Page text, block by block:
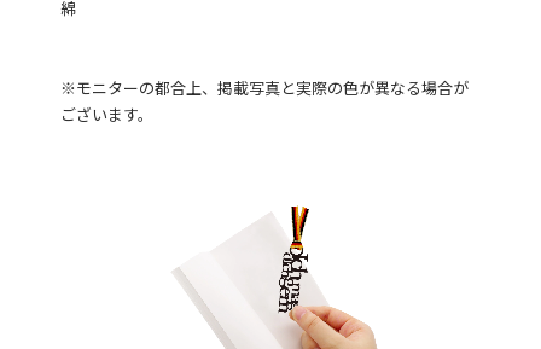
綿
※モニターの都合上、掲載写真と実際の色が異なる場合が
ございます。